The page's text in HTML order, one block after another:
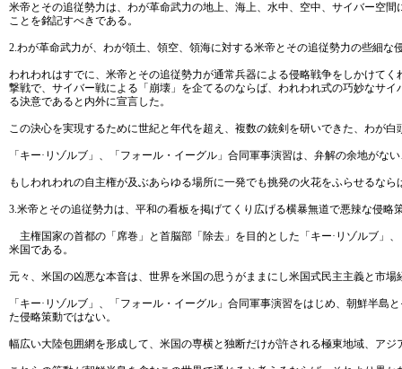
米帝とその追従勢力は、わが革命武力の地上、海上、水中、空中、サイバー空
ことを銘記すべきである。
2.わが革命武力が、わが領土、領空、領海に対する米帝とその追従勢力の些細な
われわれはすでに、米帝とその追従勢力が通常兵器による侵略戦争をしかけて
撃戦で、サイバー戦による「崩壊」を企てるのならば、われわれ式の巧妙なサ
る決意であると内外に宣言した。
この決心を実現するために世紀と年代を超え、複数の銃剣を研いできた、わが白
「キー·リゾルブ」、「フォール・イーグル」合同軍事演習は、弁解の余地が
もしわれわれの自主権が及ぶあらゆる場所に一発でも挑発の火花をふらせるな
3.米帝とその追従勢力は、平和の看板を掲げてくり広げる横暴無道で悪辣な侵
主権国家の首都の「席巻」と首脳部「除去」を目的とした「キー·リゾルブ」
米国である。
元々、米国の凶悪な本音は、世界を米国の思うがままにし米国式民主主義と市
「キー·リゾルブ」、「フォール・イーグル」合同軍事演習をはじめ、朝鮮半
た侵略策動ではない。
幅広い大陸包囲網を形成して、米国の専横と独断だけが許される極東地域、ア